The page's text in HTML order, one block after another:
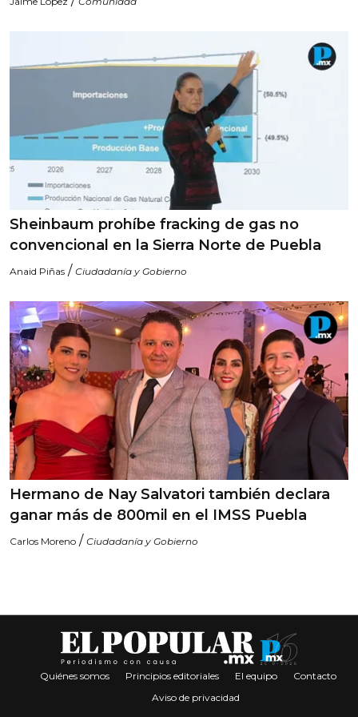
Sheinbaum prohíbe fracking de gas no
convencional en la Sierra Norte de Puebla
Anaid Piñas / Ciudadanía y Gobierno
Hermano de Nay Salvatori también declara
ganar más de 800mil en el IMSS Puebla
Carlos Moreno / Ciudadanía y Gobierno
Quiénes somos Principios editoriales El equipo
Contacto
Aviso de privacidad